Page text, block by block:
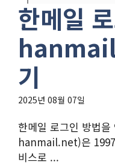
한메일
기
2025년 08월 07일
한메일 로그인 방법
hanmail.net)은 1997
비스로 ...